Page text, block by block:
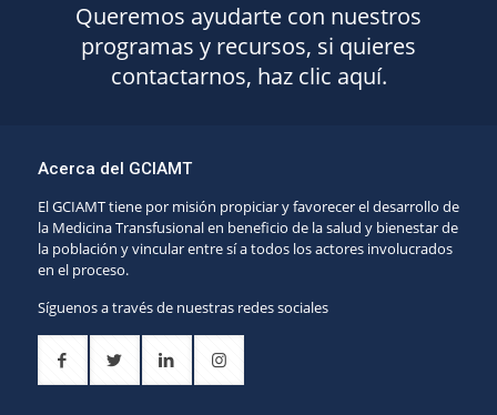
Queremos ayudarte con nuestros
programas y recursos, si quieres
contactarnos, haz clic aquí.
Acerca del GCIAMT
El GCIAMT tiene por misión propiciar y favorecer el desarrollo de
la Medicina Transfusional en beneficio de la salud y bienestar de
la población y vincular entre sí a todos los actores involucrados
en el proceso.
Síguenos a través de nuestras redes sociales